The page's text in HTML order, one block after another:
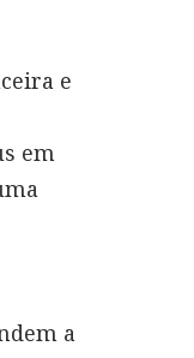
e
em
a